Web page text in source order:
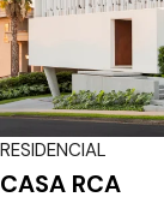
RESIDENCIAL
CASA RCA